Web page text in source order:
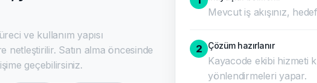
ve kullanım yapısı
netleştirilir. Satın alma öncesinde
geçebilirsiniz.
Mevcut iş akışınız,
2 Çözüm hazırlanır
Kayacode ekibi hizmeti
yönlendirmeleri yapar.